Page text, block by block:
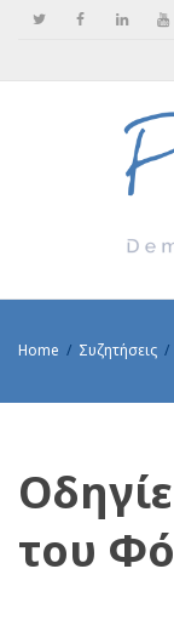
Home Συζητήσεις
του